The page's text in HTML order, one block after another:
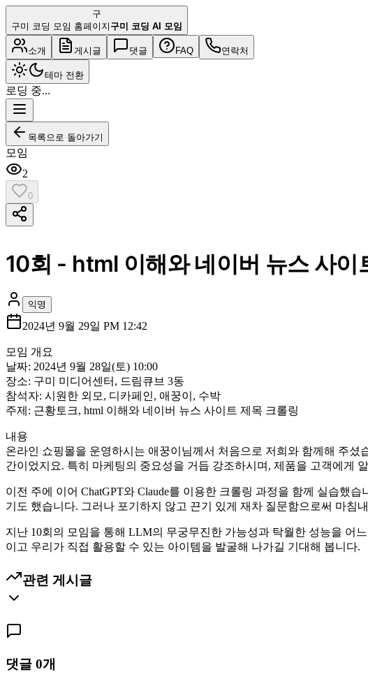
구
구미 코딩 모임 홈페이지 구미 코딩 AI 모임
소개 게시글 댓글 FAQ 연락처
테마 전환
로딩 중...
목록으로 돌아가기
모임
2
0
10회 - html 이해와 네이버 뉴스 사이
익명
2024년 9월 29일 PM 12:42
모임 개요
날짜: 2024년 9월 28일(토) 10:00
장소: 구미 미디어센터, 드림큐브 3동
참석자: 시원한 외모, 디카페인, 애꿍이, 수박
주제: 근황토크, html 이해와 네이버 뉴스 사이트 제목 크롤링
내용
온라인 쇼핑몰을 운영하시는 애꿍이님께서 처음으로 저희와 함께해 주
간이었지요. 특히 마케팅의 중요성을 거듭 강조하시며, 제품을 고객에게
이전 주에 이어 ChatGPT와 Claude를 이용한 크롤링 과정을 함께 실습했
기도 했습니다. 그러나 포기하지 않고 끈기 있게 재차 질문함으로써 마침
지난 10회의 모임을 통해 LLM의 무궁무진한 가능성과 탁월한 성능을 어
이고 우리가 직접 활용할 수 있는 아이템을 발굴해 나가길 기대해 봅니다.
관련 게시글
댓글 0개